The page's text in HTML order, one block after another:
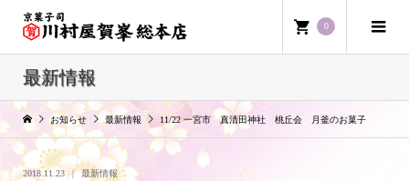
0
最新情報
お知らせ 最新情報 11/22 一宮市 真清田神社 桃丘会 月釜のお菓子
2018.11.23 最新情報